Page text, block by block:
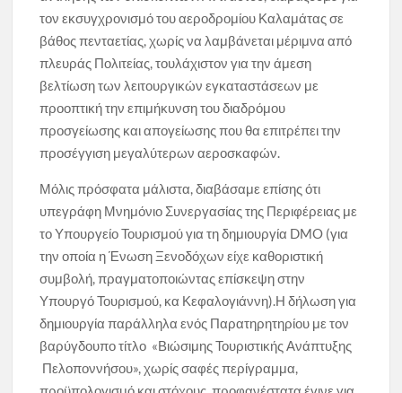
τον εκσυγχρονισμό του αεροδρομίου Καλαμάτας σε
βάθος πενταετίας, χωρίς να λαμβάνεται μέριμνα από
πλευράς Πολιτείας, τουλάχιστον για την άμεση
βελτίωση των λειτουργικών εγκαταστάσεων με
προοπτική την επιμήκυνση του διαδρόμου
προσγείωσης και απογείωσης που θα επιτρέπει την
προσέγγιση μεγαλύτερων αεροσκαφών.
Μόλις πρόσφατα μάλιστα, διαβάσαμε επίσης ότι
υπεγράφη Μνημόνιο Συνεργασίας της Περιφέρειας με
το Υπουργείο Τουρισμού για τη δημιουργία DMO (για
την οποία η Ένωση Ξενοδόχων είχε καθοριστική
συμβολή, πραγματοποιώντας επίσκεψη στην
Υπουργό Τουρισμού, κα Κεφαλογιάννη).Η δήλωση για
δημιουργία παράλληλα ενός Παρατηρητηρίου με τον
βαρύγδουπο τίτλο «Βιώσιμης Τουριστικής Ανάπτυξης
Πελοποννήσου», χωρίς σαφές περίγραμμα,